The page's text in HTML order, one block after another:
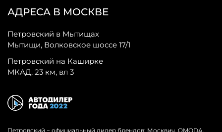
АДРЕСА В МОСКВЕ
Петровский в Мытищах
Мытищи, Волковское шоссе 17/1
Петровский на Каширке
МКАД, 23 км, вл 3
Петровский − официальный дилер брендов: Москвич, OMODA,